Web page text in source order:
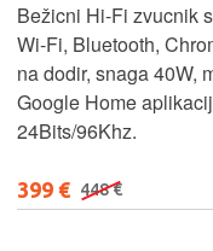
Bežicni Hi-Fi zvucnik
Wi-Fi, Bluetooth,
na dodir, snaga 40W,
Google Home
24Bits/96Khz.
399 € 448 €